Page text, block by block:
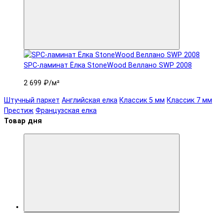
SPC-ламинат Ëлка StoneWood Веллано SWP 2008
2 699 ₽/м²
Штучный паркет Английская елка Классик 5 мм Классик 7 мм
Престиж Французская елка
Товар дня